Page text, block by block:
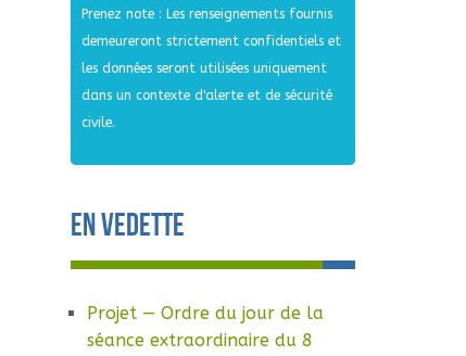
Prenez note : Les renseignements fournis
demeureront strictement confidentiels et
les données seront utilisées uniquement
dans un contexte d'alerte et de sécurité
civile.
En vedette
Projet — Ordre du jour de la
séance extraordinaire du 8